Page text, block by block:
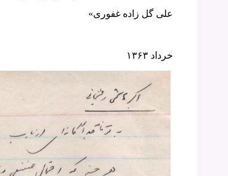
علی گل زاده غفوری»
خرداد ۱۳۶۳